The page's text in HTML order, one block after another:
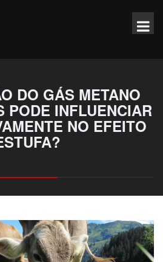
DO GÁS METANO
PODE INFLUENCIAR
NO EFEITO